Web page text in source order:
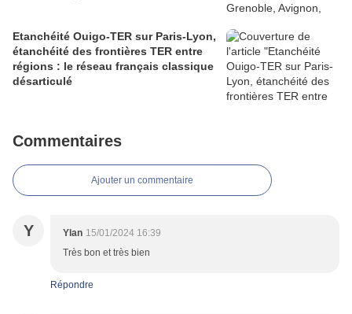
Etanchéité Ouigo-TER sur Paris-Lyon,
étanchéité des frontières TER entre
régions : le réseau français classique
désarticulé
Commentaires
Ajouter un commentaire
Y Ylan 15/01/2024 16:39
Très bon et très bien
Répondre